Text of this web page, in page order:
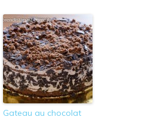
Gateau au chocolat